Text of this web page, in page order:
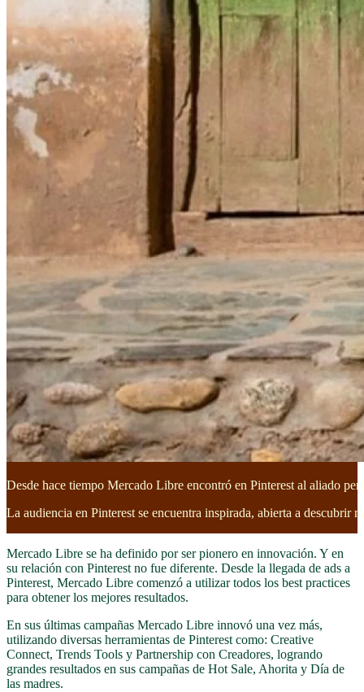
Desde hace tiempo Mercado Libre encontró en Pinterest al aliado
La audiencia en Pinterest se encuentra inspirada, abierta a
Mercado Libre se ha definido por ser pionero en innovación. Y en
su relación con Pinterest no fue diferente. Desde la llegada de ads a
Pinterest, Mercado Libre comenzó a utilizar todos los best practices
para obtener los mejores resultados.
En sus últimas campañas Mercado Libre innovó una vez más,
utilizando diversas herramientas de Pinterest como: Creative
Connect, Trends Tools y Partnership con Creadores, logrando
grandes resultados en sus campañas de Hot Sale, Ahorita y Día de
las madres.